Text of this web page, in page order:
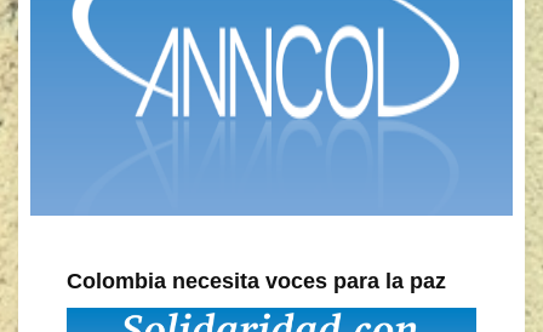
Colombia necesita voces para la paz